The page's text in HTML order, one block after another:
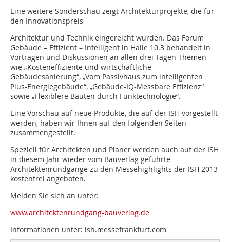
Eine weitere Sonderschau zeigt Architekturprojekte, die für
den Innovationspreis
Architektur und Technik eingereicht wurden. Das Forum
Gebäude – Effizient – Intelligent in Halle 10.3 behandelt in
Vorträgen und Diskussionen an allen drei Tagen Themen
wie „Kosteneffiziente und wirtschaftliche
Gebäudesanierung“, „Vom Passivhaus zum intelligenten
Plus-Energiegebäude“, „Gebäude-IQ-Messbare Effizienz“
sowie „Flexiblere Bauten durch Funktechnologie“.
Eine Vorschau auf neue Produkte, die auf der ISH vorgestellt
werden, haben wir Ihnen auf den folgenden Seiten
zusammengestellt.
Speziell für Architekten und Planer werden auch auf der ISH
in diesem Jahr wieder vom Bauverlag geführte
Architektenrundgänge zu den Messehighlights der ISH 2013
kostenfrei angeboten.
Melden Sie sich an unter:
www.architektenrundgang-bauverlag.de
Informationen unter: ish.messefrankfurt.com